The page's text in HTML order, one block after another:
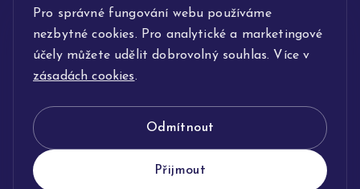
Pro správné fungování webu používáme
nezbytné cookies. Pro analytické a marketingové
účely můžete udělit dobrovolný souhlas. Více v
zásadách cookies.
Odmítnout
Přijmout
INFORMACE
POPIS SLUŽEB
KLENOTNICTVÍ JOLLEO